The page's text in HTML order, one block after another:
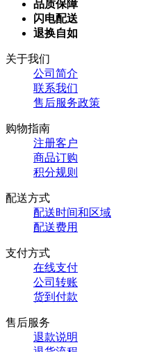
品质保障
闪电配送
退换自如
关于我们
公司简介
联系我们
售后服务政策
购物指南
注册客户
商品订购
积分规则
配送方式
配送时间和区域
配送费用
支付方式
在线支付
公司转账
货到付款
售后服务
退款说明